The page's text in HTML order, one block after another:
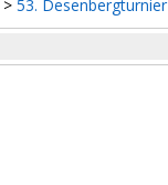
> 53. Desenbergturnier